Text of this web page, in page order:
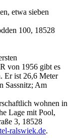
etwa sieben
100, 18528
von 1956 gibt es
Er ist 26,6 Meter
Sassnitz; Am
wohnen in
Lage mit Pool,
3, 18528
ralswiek.de.